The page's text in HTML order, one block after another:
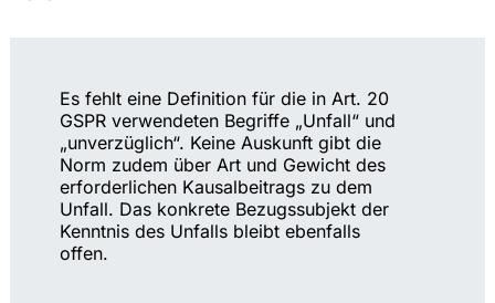
Es fehlt eine Definition für die in Art. 20
GSPR verwendeten Begriffe „Unfall“ und
„unverzüglich“. Keine Auskunft gibt die
Norm zudem über Art und Gewicht des
erforderlichen Kausalbeitrags zu dem
Unfall. Das konkrete Bezugssubjekt der
Kenntnis des Unfalls bleibt ebenfalls
offen.